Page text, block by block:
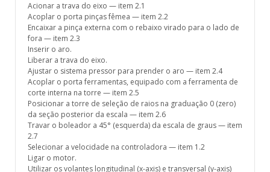
Acionar a trava do eixo — item 2.1
Acoplar o porta pinças fêmea — item 2.2
Encaixar a pinça externa com o rebaixo virado para o lado de
fora — item 2.3
Inserir o aro.
Liberar a trava do eixo.
Ajustar o sistema pressor para prender o aro — item 2.4
Acoplar o porta ferramentas, equipado com a ferramenta de
corte interna na torre — item 2.5
Posicionar a torre de seleção de raios na graduação 0 (zero)
da seção posterior da escala — item 2.6
Travar o boleador a 45° (esquerda) da escala de graus — item
2.7
Selecionar a velocidade na controladora — item 1.2
Ligar o motor.
Utilizar os volantes longitudinal (x-axis) e transversal (y-axis)